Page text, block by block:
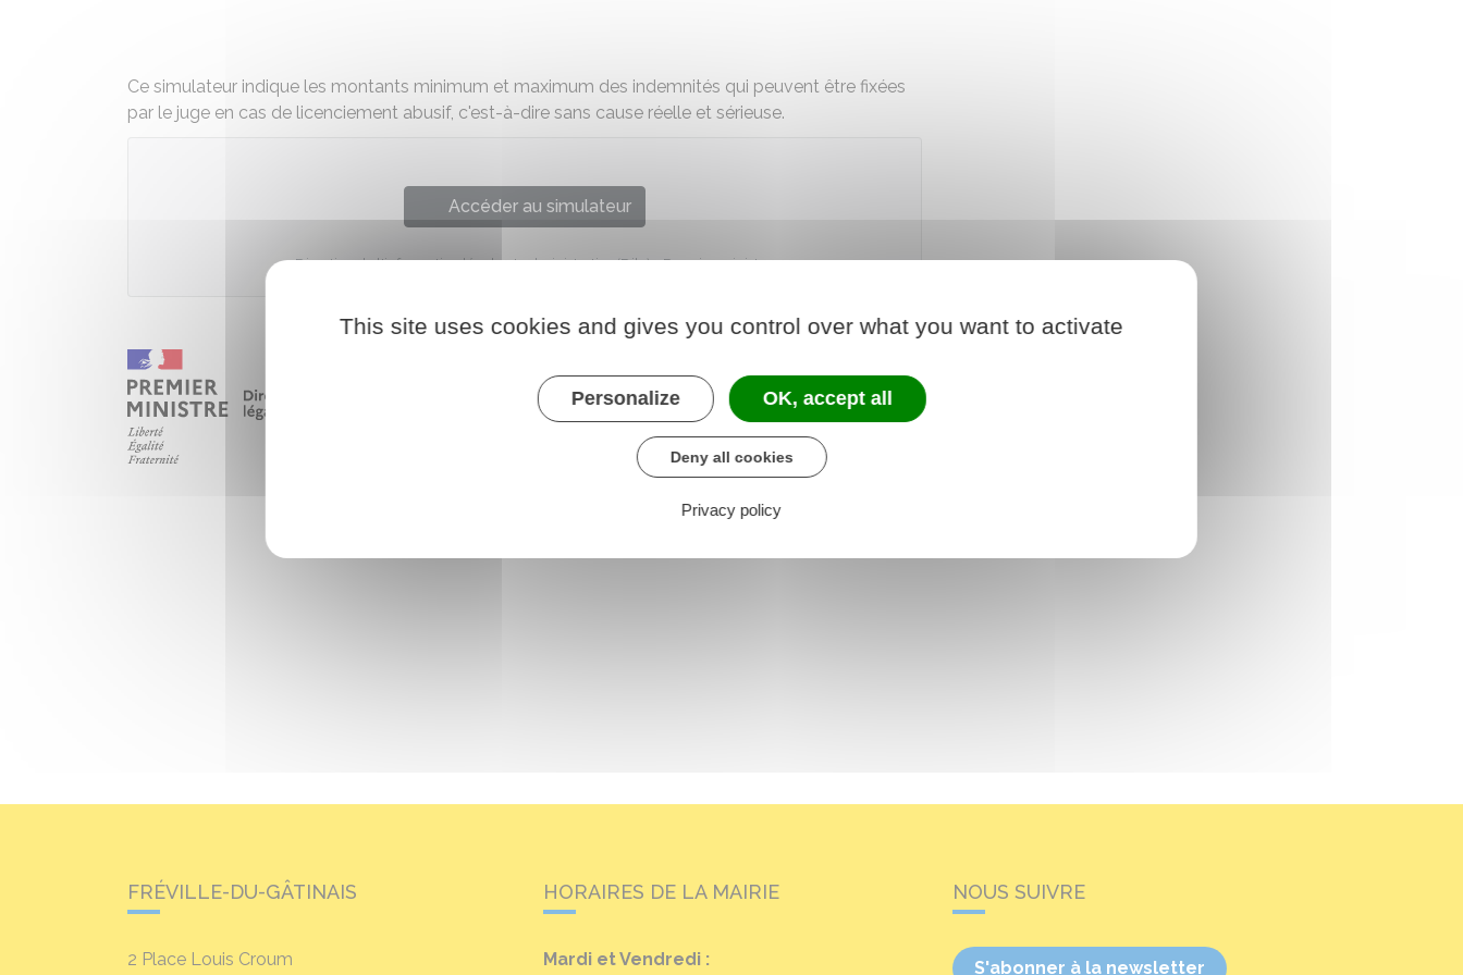
Ce simulateur indique les montants minimum et maximum des indemnités qui peuvent être fixées
par le juge en cas de licenciement abusif, c'est-à-dire sans cause réelle et sérieuse.
Accéder au simulateur
Direction de l'information légale et administrative (Dila) - Premier ministre
FRÉVILLE-DU-GÂTINAIS
2 Place Louis Croum
HORAIRES DE LA MAIRIE
Mardi et Vendredi :
NOUS SUIVRE
S'abonner à la newsletter
This site uses cookies and gives you control over what you want to activate
Personalize OK, accept all
Deny all cookies
Privacy policy